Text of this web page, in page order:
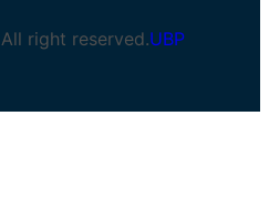
right reserved.UBP